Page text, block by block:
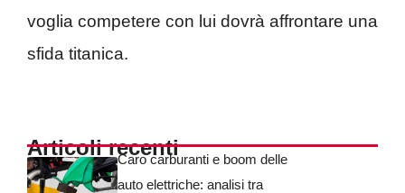
voglia competere con lui dovrà affrontare una
sfida titanica.
Articoli recentiCaro carburanti e boom delle
auto elettriche: analisi tra